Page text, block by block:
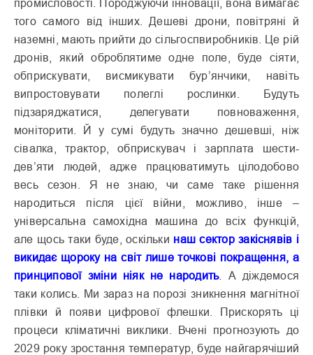
промисловості. Породжуючи інновації, вона вимагає
того самого від інших. Дешеві дрони, повітряні й
наземні, мають прийти до сільгоспвиробників. Це рій
дронів, який оброблятиме одне поле, буде сіяти,
обприскувати, висмикувати бур’янчики, навіть
випростовувати полеглі рослинки. Будуть
підзаряджатися, делегувати пов­новаження,
моніторити. Й у сумі будуть значно дешевші, ніж
сівалка, трактор, обприскувач і зарплата шести-
дев’яти людей, адже працюватимуть цілодобово
весь сезон. Я не знаю, чи саме таке рішення
народиться після цієї війни, можливо, інше –
універсальна самохідна машина до всіх функцій,
але щось таки буде, оскільки наш сектор закіснявів і
викидає щороку на світ лише точкові покращення, а
принципової зміни ніяк не народить. А діждемося
таки колись. Ми зараз на порозі зникнення магнітної
плівки й появи цифрової флешки. Прискорять ці
процеси кліматичні виклики. Вчені прогнозують до
2029 року зростання температур, буде найгарячіший